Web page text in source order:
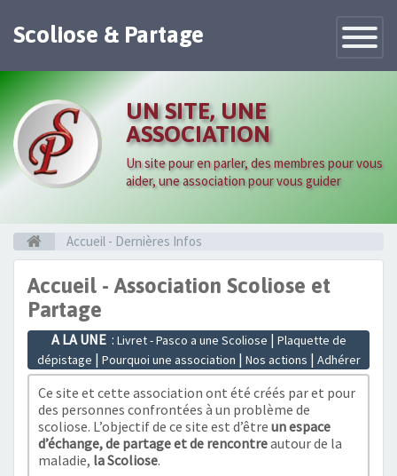
Toggle
Scoliose & Partage
UN SITE, UNE
ASSOCIATION
Un site pour en parler, des membres pour vous
aider, une association pour vous guider
Accueil - Dernières Infos
Accueil - Association Scoliose et
Partage
A LA UNE: Livret - Pasco a une Scoliose | Plaquette de
dépistage | Pourquoi une association | Nos actions | Adhérer
Ce site et cette association ont été créés par et pour
des personnes confrontées à un problème de
scoliose. L’objectif de ce site est d’être un espace
d’échange, de partage et de rencontreautour de la
maladie, la Scoliose.